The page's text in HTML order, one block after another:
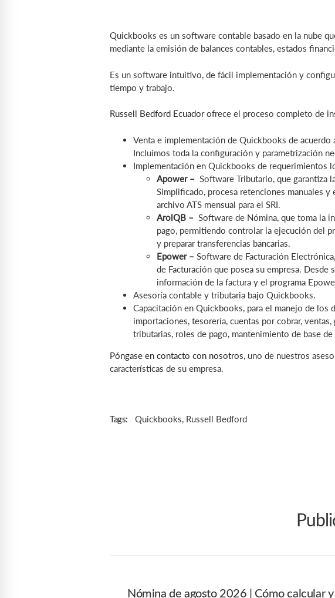
Quickbooks es un software contable basado en la nube
mediante la emisión de balances contables, estados
Es un software intuitivo, de fácil implementación y
tiempo y trabajo.
Russell Bedford Ecuadorofrece el proceso completo de
Venta e implementación de Quickbooks de acuerdo
Incluimos toda la configuración y parametrización
Implementación en Quickbooks de requerimientos
Apower – Software Tributario, que garantiza
Simplificado, procesa retenciones manuales
archivo ATS mensual para el SRI.
ArolQB – Software de Nómina, que toma la
pago, permitiendo controlar la ejecución del
y preparar transferencias bancarias.
Epower– Software de Facturación
de Facturación que posea su empresa.
información de la factura y el programa
Asesoría contable y tributaria bajo Quickbooks.
Capacitación en Quickbooks, para el manejo de los
importaciones, tesorería, cuentas por cobrar,
tributarias, roles de pago, mantenimiento de base de
Póngase en contacto con nosotros , uno de nuestros
características de su empresa.
Tags: Quickbooks, Russell Bedford
Nómina de agosto 2026 | Cómo calcular